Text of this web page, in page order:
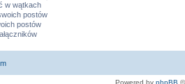
w wątkach
postów
postów
Powered by phpBB